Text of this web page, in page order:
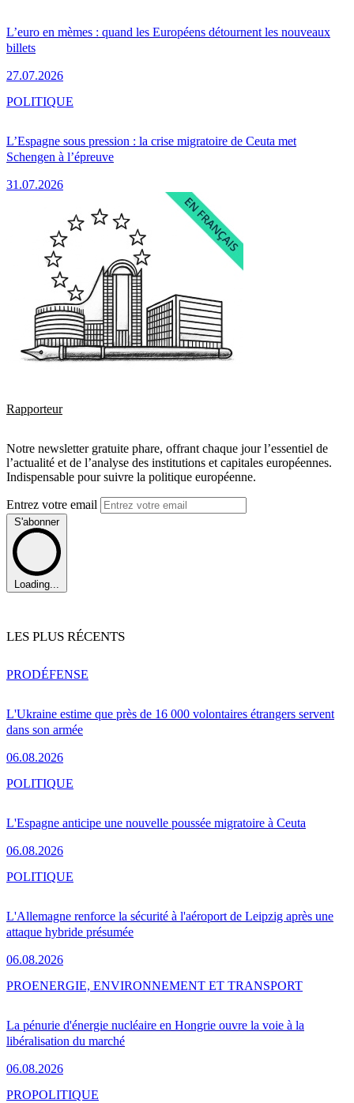
L’euro en mèmes : quand les Européens détournent les nouveaux
billets
27.07.2026
L’Espagne sous pression : la crise migratoire de Ceuta met
Schengen à l’épreuve
31.07.2026
POLITIQUE
Rapporteur
Notre newsletter gratuite phare, offrant chaque jour l’essentiel de
l’actualité et de l’analyse des institutions et capitales européennes.
Indispensable pour suivre la politique européenne.
Entrez votre email
S'abonner
Loading...
LES PLUS RÉCENTS
L'Ukraine estime que près de 16 000 volontaires étrangers servent
dans son armée
06.08.2026
PRODÉFENSE
L'Espagne anticipe une nouvelle poussée migratoire à Ceuta
06.08.2026
POLITIQUE
L'Allemagne renforce la sécurité à l'aéroport de Leipzig après une
attaque hybride présumée
06.08.2026
POLITIQUE
La pénurie d'énergie nucléaire en Hongrie ouvre la voie à la
libéralisation du marché
06.08.2026
PROENERGIE, ENVIRONNEMENT ET TRANSPORT
PROPOLITIQUE